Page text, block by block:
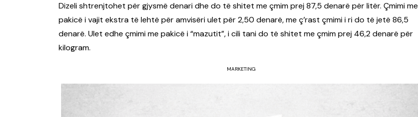
Dizeli shtrenjtohet për gjysmë denari dhe do të shitet me çmim prej 87,5 denarë për litër. Çmimi me
pakicë i vajit ekstra të lehtë për amvisëri ulet për 2,50 denarë, me ç’rast çmimi i ri do të jetë 86,5
denarë. Ulet edhe çmimi me pakicë i “mazutit”, i cili tani do të shitet me çmim prej 46,2 denarë për
kilogram.
MARKETING